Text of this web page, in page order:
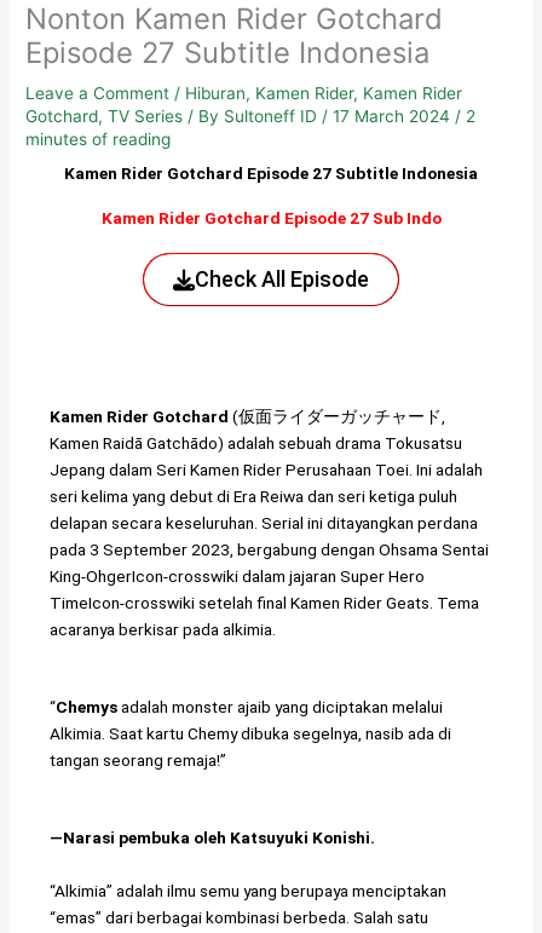
Nonton Kamen Rider Gotchard
Episode 27 Subtitle Indonesia
Leave a Comment / Hiburan, Kamen Rider, Kamen Rider
Gotchard,TV Series / By Sultoneff ID/17 March 2024/ 2
minutes of reading
Kamen Rider Gotchard Episode 27 Subtitle Indonesia
Kamen Rider Gotchard Episode 27 Sub Indo
Check All Episode
Kamen Rider Gotchard (仮面ライダーガッチャード,
Kamen Raidā Gatchādo) adalah sebuah drama Tokusatsu
Jepang dalam Seri Kamen Rider Perusahaan Toei. Ini adalah
seri kelima yang debut di Era Reiwa dan seri ketiga puluh
delapan secara keseluruhan. Serial ini ditayangkan perdana
pada 3 September 2023, bergabung dengan Ohsama Sentai
King-OhgerIcon-crosswiki dalam jajaran Super Hero
TimeIcon-crosswiki setelah final Kamen Rider Geats. Tema
acaranya berkisar pada alkimia.
“Chemysadalah monster ajaib yang diciptakan melalui
Alkimia. Saat kartu Chemy dibuka segelnya, nasib ada di
tangan seorang remaja!”
―Narasi pembuka oleh Katsuyuki Konishi.
“Alkimia” adalah ilmu semu yang berupaya menciptakan
“emas” dari berbagai kombinasi berbeda. Salah satu